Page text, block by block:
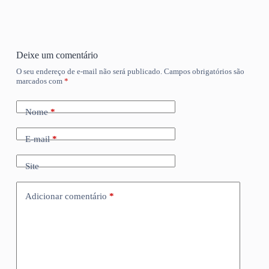
Deixe um comentário
O seu endereço de e-mail não será publicado. Campos obrigatórios são
marcados com *
Nome*
E-mail*
Site
Adicionar comentário *